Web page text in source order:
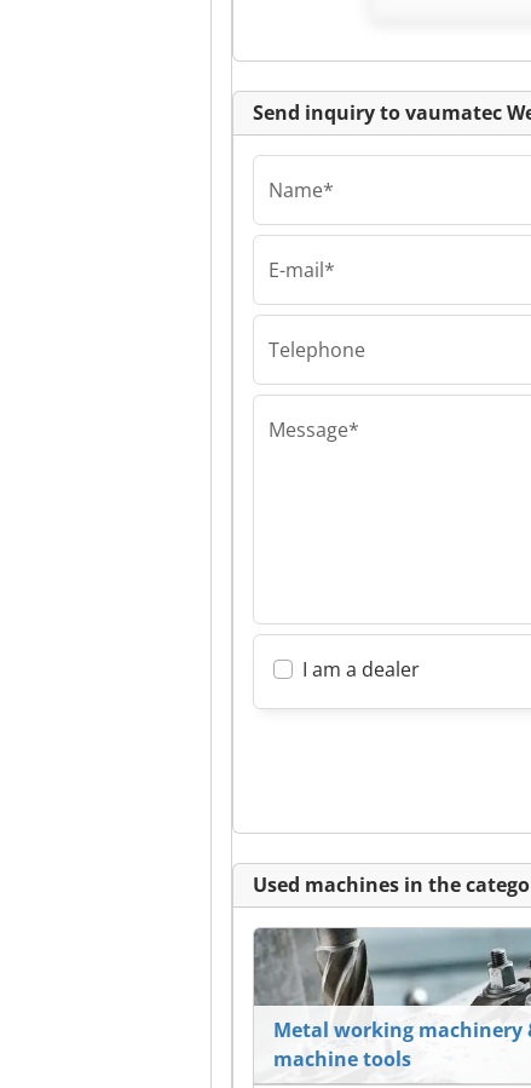
GmbH &
Send inquiry to vaumatec
Name*
E-mail*
Telephone
Message*
I am a dealer
Used machines in the
Metal working machinery
machine tools